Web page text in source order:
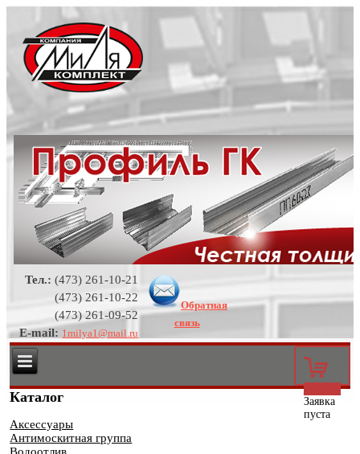
Тел.: (473) 261-10-21
(473) 261-10-22
(473) 261-09-52
E-mail: 1milya1@mail.ru
Обратная
связь
0
Заявка
пуста
Каталог
Аксессуары
Антимоскитная группа
Водоотлив